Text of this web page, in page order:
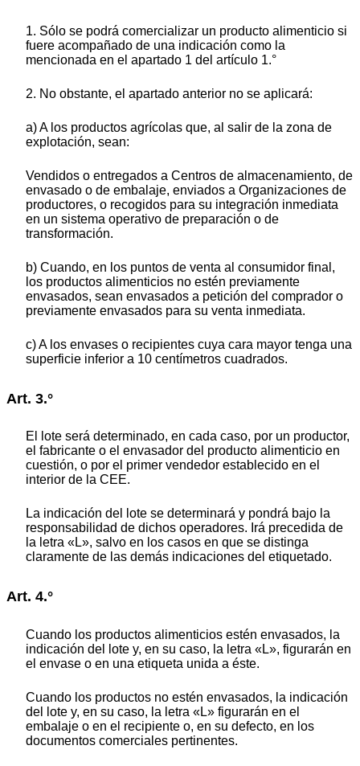
1. Sólo se podrá comercializar un producto alimenticio si
fuere acompañado de una indicación como la
mencionada en el apartado 1 del artículo 1.°
2. No obstante, el apartado anterior no se aplicará:
a) A los productos agrícolas que, al salir de la zona de
explotación, sean:
Vendidos o entregados a Centros de almacenamiento, de
envasado o de embalaje, enviados a Organizaciones de
productores, o recogidos para su integración inmediata
en un sistema operativo de preparación o de
transformación.
b) Cuando, en los puntos de venta al consumidor final,
los productos alimenticios no estén previamente
envasados, sean envasados a petición del comprador o
previamente envasados para su venta inmediata.
c) A los envases o recipientes cuya cara mayor tenga una
superficie inferior a 10 centímetros cuadrados.
Art. 3.°
El lote será determinado, en cada caso, por un productor,
el fabricante o el envasador del producto alimenticio en
cuestión, o por el primer vendedor establecido en el
interior de la CEE.
La indicación del lote se determinará y pondrá bajo la
responsabilidad de dichos operadores. Irá precedida de
la letra «L», salvo en los casos en que se distinga
claramente de las demás indicaciones del etiquetado.
Art. 4.°
Cuando los productos alimenticios estén envasados, la
indicación del lote y, en su caso, la letra «L», figurarán en
el envase o en una etiqueta unida a éste.
Cuando los productos no estén envasados, la indicación
del lote y, en su caso, la letra «L» figurarán en el
embalaje o en el recipiente o, en su defecto, en los
documentos comerciales pertinentes.